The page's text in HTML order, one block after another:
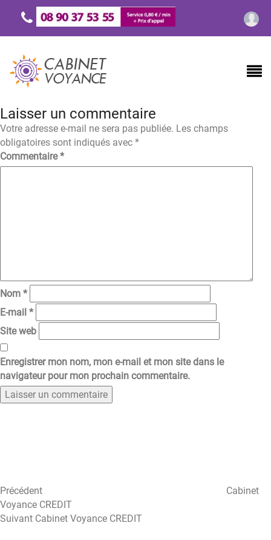
Laisser un commentaire
Votre adresse e-mail ne sera pas publiée. Les champs
obligatoires sont indiqués avec *
Commentaire*
Nom *
E-mail *
Site web
Enregistrer mon nom, mon e-mail et mon site dans le
navigateur pour mon prochain commentaire.
Précédent
Cabinet
Voyance CREDIT
Article
Suivant Cabinet Voyance CREDIT